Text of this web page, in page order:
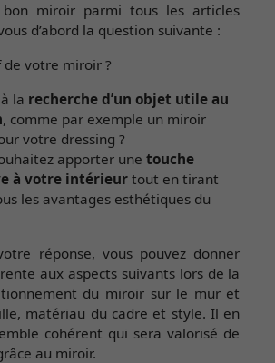
miroir parmi tous les articles
d’abord la question suivante :
de votre miroir ?
la recherche d’un objet utile au
, comme par exemple un miroir
votre dressing ?
apporter unetouche
à votre intérieur tout en tirant
les avantages esthétiques du
réponse, vous pouvez donner
aux aspects suivants lors de la
du miroir sur le mur et
matériau du cadre et style. Il en
cohérent qui sera valorisé de
au miroir.